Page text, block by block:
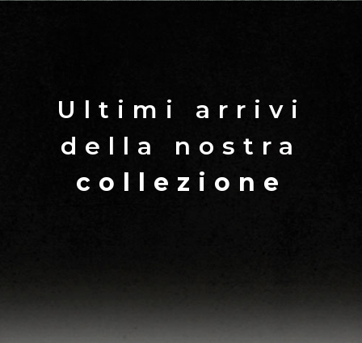
Ultimi arrivi
della nostra
collezione